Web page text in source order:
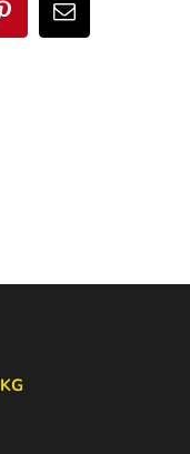
Pinterest
E-
Mail